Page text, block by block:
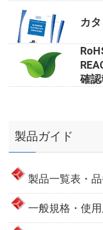
カ
確
製品ガイド
製品一覧表・
一般規格・使